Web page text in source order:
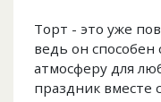
Торт - это уже
ведь он
атмосферу для
праздник вместе